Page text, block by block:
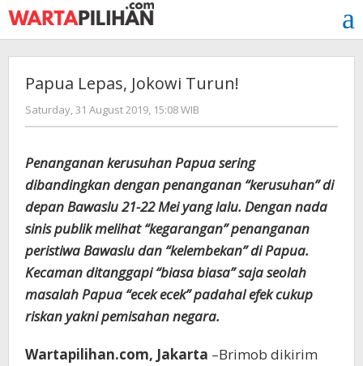
Skip
to
content
Papua Lepas, Jokowi Turun!
Saturday, 31 August 2019, 15:08 WIB
redaksi
Penanganan kerusuhan Papua sering
dibandingkan dengan penanganan “kerusuhan” di
depan Bawaslu 21-22 Mei yang lalu. Dengan nada
sinis publik melihat “kegarangan” penanganan
peristiwa Bawaslu dan “kelembekan” di Papua.
Kecaman ditanggapi “biasa biasa” saja seolah
masalah Papua “ecek ecek” padahal efek cukup
riskan yakni pemisahan negara.
Wartapilihan.com, Jakarta –Brimob dikirim